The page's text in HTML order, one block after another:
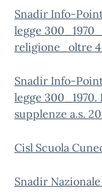
Snadir Info-
legge
religione_oltre
Snadir Info-
legge
supplenze a.s.
Cisl Scuola
Snadir